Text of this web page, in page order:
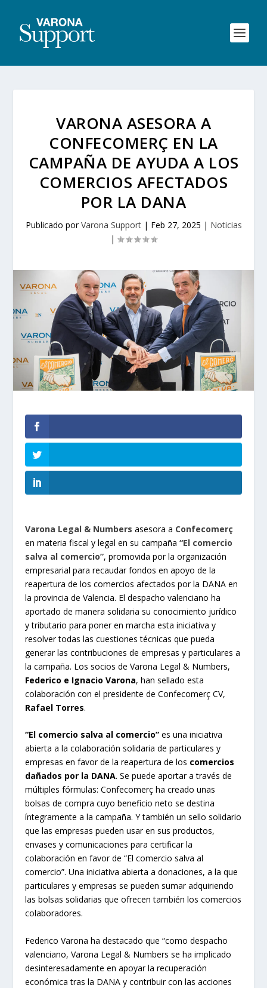
VARONA ASESORA A
CONFECOMERÇ EN LA
CAMPAÑA DE AYUDA A LOS
COMERCIOS AFECTADOS
POR LA DANA
Publicado porVarona Support| Feb 27, 2025 | Noticias
|
Varona Legal & Numbers asesora a Confecomerç
en materia fiscal y legal en su campaña“El comercio
salva al comercio”, promovida por la organización
empresarial para recaudar fondos en apoyo de la
reapertura de los comercios afectados por la DANA en
la provincia de Valencia. El despacho valenciano ha
aportado de manera solidaria su conocimiento jurídico
y tributario para poner en marcha esta iniciativa y
resolver todas las cuestiones técnicas que pueda
generar las contribuciones de empresas y particulares a
la campaña. Los socios de Varona Legal & Numbers,
Federico e Ignacio Varona, han sellado esta
colaboración con el presidente de Confecomerç CV,
Rafael Torres.
“El comercio salva al comercio” es una iniciativa
abierta a la colaboración solidaria de particulares y
empresas en favor de la reapertura de los comercios
dañados por la DANA. Se puede aportar a través de
múltiples fórmulas: Confecomerç ha creado unas
bolsas de compra cuyo beneficio neto se destina
íntegramente a la campaña. Y también un sello solidario
que las empresas pueden usar en sus productos,
envases y comunicaciones para certificar la
colaboración en favor de “El comercio salva al
comercio”. Una iniciativa abierta a donaciones, a la que
particulares y empresas se pueden sumar adquiriendo
las bolsas solidarias que ofrecen también los comercios
colaboradores.
Federico Varona ha destacado que “como despacho
valenciano, Varona Legal & Numbers se ha implicado
desinteresadamente en apoyar la recuperación
económica tras la DANA y contribuir con las acciones